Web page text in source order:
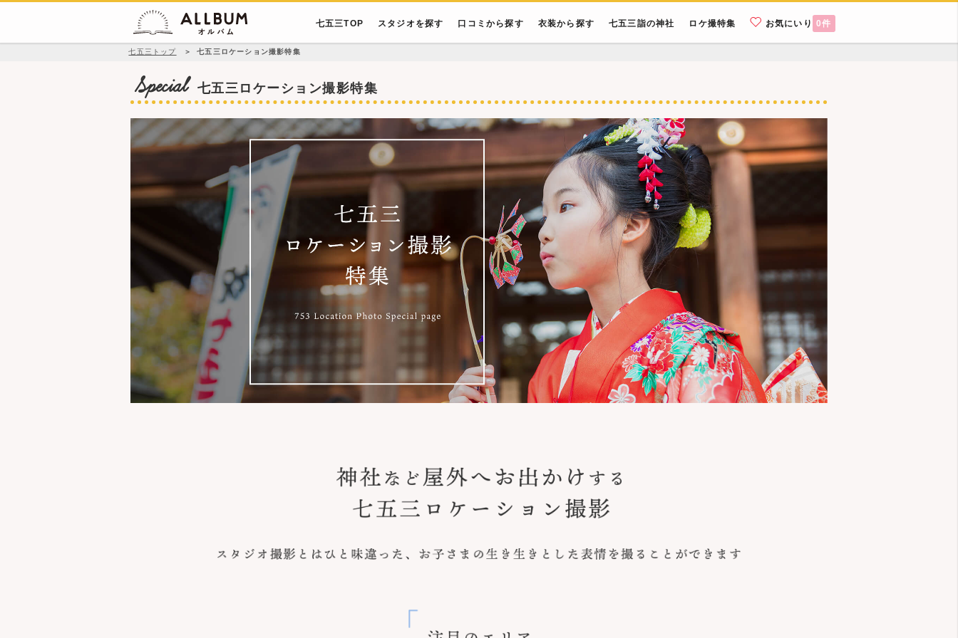
七五三TOP スタジオを探す 口コミから探す 衣装から探す 七五三詣の神社 ロケ撮特集 お気にいり 0件
七五三トップ ＞ 七五三ロケーション撮影特集
Special 七五三ロケーション撮影特集